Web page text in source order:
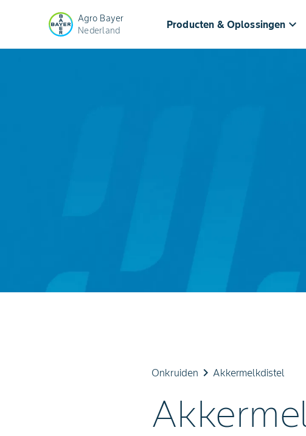
Agro Bayer
Nederland
Producten & Oplossingen keyboard_arrow_down
Onkruiden keyboard_arrow_rightAkkermelkdistel